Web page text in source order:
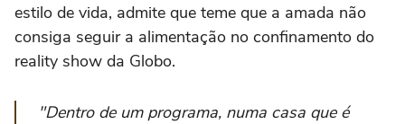
estilo de vida, admite que teme que a amada não
consiga seguir a alimentação no confinamento do
reality show da Globo.
"Dentro de um programa, numa casa que é